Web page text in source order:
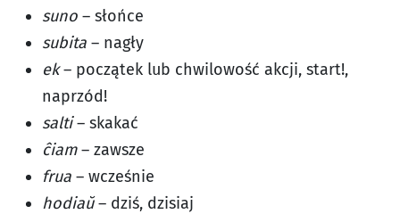
suno – słońce
subita – nagły
ek– początek lub chwilowość akcji, start!,
naprzód!
salti– skakać
ĉiam– zawsze
frua – wcześnie
hodiaŭ– dziś, dzisiaj